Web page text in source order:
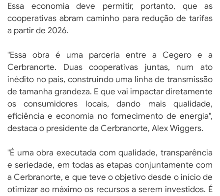
Essa economia deve permitir, portanto, que as
cooperativas abram caminho para redução de tarifas
a partir de 2026.
"Essa obra é uma parceria entre a Cegero e a
Cerbranorte. Duas cooperativas juntas, num ato
inédito no país, construindo uma linha de transmissão
de tamanha grandeza. E que vai impactar diretamente
os consumidores locais, dando mais qualidade,
eficiência e economia no fornecimento de energia",
destaca o presidente da Cerbranorte, Alex Wiggers.
"É uma obra executada com qualidade, transparência
e seriedade, em todas as etapas conjuntamente com
a Cerbranorte, e que teve o objetivo desde o início de
otimizar ao máximo os recursos a serem investidos. É